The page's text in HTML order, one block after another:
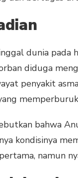
dunia pada
diduga
penyakit
bahwa
kondisinya
namun